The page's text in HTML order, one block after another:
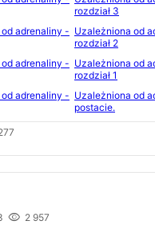
adrenaliny -
adrenaliny -
adrenaliny -
rozdział 3
Uzależniona od
rozdział 2
Uzależniona od
rozdział 1
Uzależniona od
postacie.
2 957